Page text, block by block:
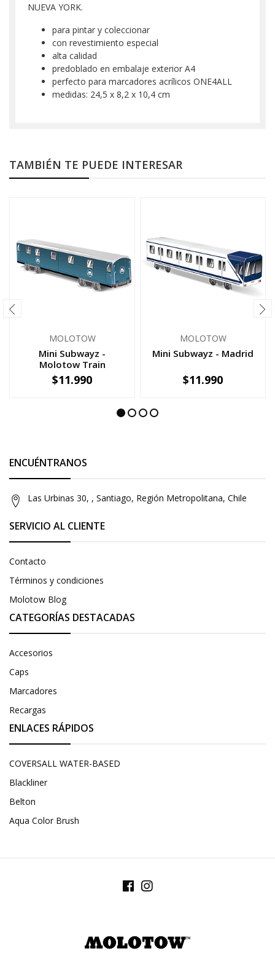
NUEVA YORK.
para pintar y coleccionar
con revestimiento especial
alta calidad
predoblado en embalaje exterior A4
perfecto para marcadores acrílicos ONE4ALL
medidas: 24,5 x 8,2 x 10,4 cm
TAMBIÉN TE PUEDE INTERESAR
MOLOTOW
Mini Subwayz -
Molotow Train
+
$11.990
MOLOTOW
Mini Subwayz - Madrid
+
$11.990
ENCUÉNTRANOS
Las Urbinas 30, , Santiago, Región Metropolitana, Chile
SERVICIO AL CLIENTE
Contacto
Términos y condiciones
Molotow Blog
CATEGORÍAS DESTACADAS
Accesorios
Caps
Marcadores
Recargas
ENLACES RÁPIDOS
COVERSALL WATER-BASED
Blackliner
Belton
Aqua Color Brush